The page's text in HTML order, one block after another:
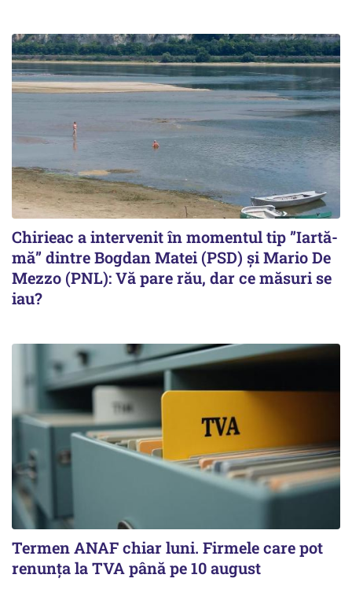
Chirieac a intervenit în momentul tip ”Iartă-
mă” dintre Bogdan Matei (PSD) și Mario De
Mezzo (PNL): Vă pare rău, dar ce măsuri se
iau?
Termen ANAF chiar luni. Firmele care pot
renunța la TVA până pe 10 august